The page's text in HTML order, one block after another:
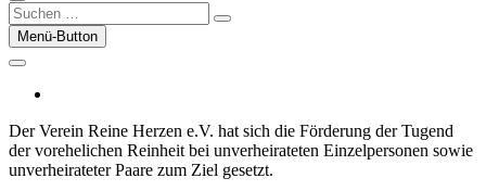
Suchen
…Menü-Button
Der Verein Reine Herzen e.V. hat sich die För­der­ung der Tugend
der vor­ehelichen Rein­heit bei un­ver­heirateten Einzel­per­sonen sowie
un­ver­heirateter Paare zum Ziel gesetzt.